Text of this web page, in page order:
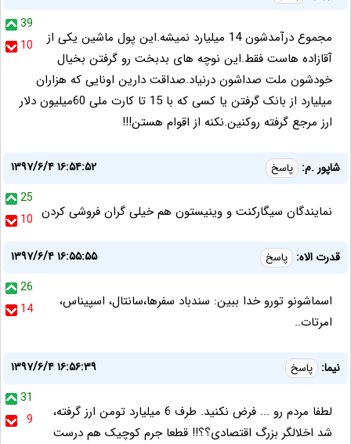
39
10
مجموع درآمدشون 14 میلیارد نمیشه.این پول ماشین یکی از
آقازاده هاست فقط.این نوچه های بدبخت رو گرفتن بخیال
خودشون ملت صداشون درنیاد.صداقت دارین اونایی که هزاران
میلیارد از بانک گرفتن یا کسی که با 15 تا کارت ملی 60میلیون دلار
ارز مرجع گرفته روکنین.نکنه از اقوام هستن!!!
شاپور .م: پاسخ
۱۳۹۷/۶/۴ ۱۶:۵۴:۵۲
25
10 نمایندگان سیگارکنت و وینیستون هم خیلی گران فروشی کردن
قدرت الاه: پاسخ
۱۳۹۷/۶/۴ ۱۶:۵۵:۵۵
26
14
اسماشونو تورو خدا ببین: سندباد سفرها،سانتال، اسپیناس،
امرتات..
نیما: پاسخ
۱۳۹۷/۶/۴ ۱۶:۵۶:۳۹
31
9
لطفا مردم رو ... فرض نکنید. طرف 6 میلیارد تومن ارز گرفته،
شد اخلالگر بزرگ اقتصادی؟؟!! قطعا جرم کوچیک هم درست